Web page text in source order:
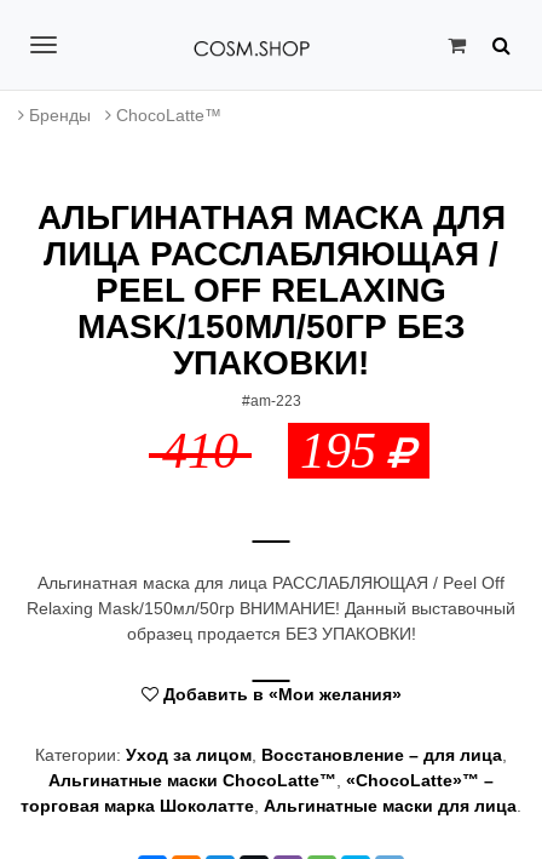
T
o
l
e
i
Бренды ChocoLatte™
АЛЬГИНАТНАЯ МАСКА ДЛЯ
ЛИЦА РАССЛАБЛЯЮЩАЯ /
PEEL OFF RELAXING
MASK/150МЛ/50ГР БЕЗ
УПАКОВКИ!
#am-223
410 195
Альгинатная маска для лица РАССЛАБЛЯЮЩАЯ / Peel Off
Relaxing Mask/150мл/50гр ВНИМАНИЕ! Данный выставочный
образец продается БЕЗ УПАКОВКИ!
Добавить в «Мои желания»
Категории: Уход за лицом Восстановление – для лица
Альгинатные маски ChocoLatte™ «ChocoLatte»™ –
торговая марка Шоколатте Альгинатные маски для лица